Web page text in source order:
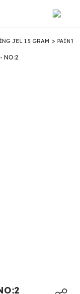
JEL 15 GRAM